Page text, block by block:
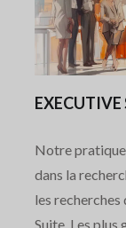
EXECUTIVE
Notre pratique
dans la
les
Suite. Les